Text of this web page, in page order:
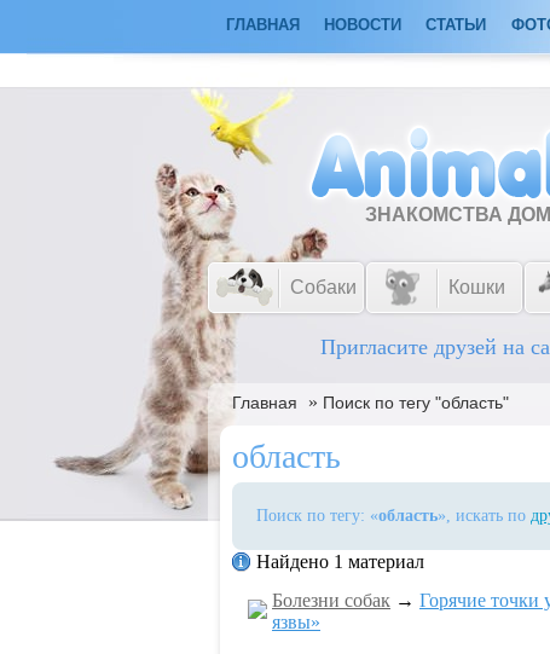
ГЛАВНАЯ НОВОСТИ СТАТЬИ
ЗНАКОМСТВА
Собаки Кошки
Пригласите друзей на
Главная » Поиск по тегу "область"
область
Поиск по тегу: «область», искать по
Найдено 1 материал
Болезни собак → Горячие точки
язвы»